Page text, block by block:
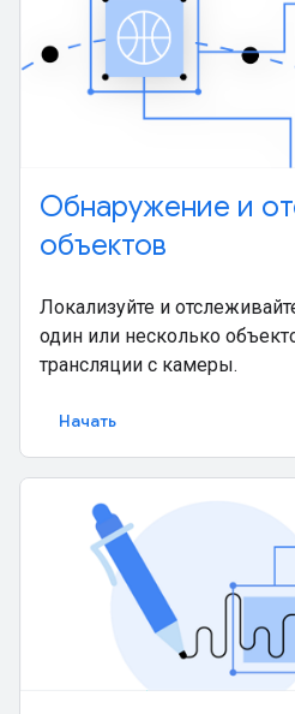
Обнаружение и
объектов
Локализуйте и
один или несколько
трансляции с камеры.
Начать